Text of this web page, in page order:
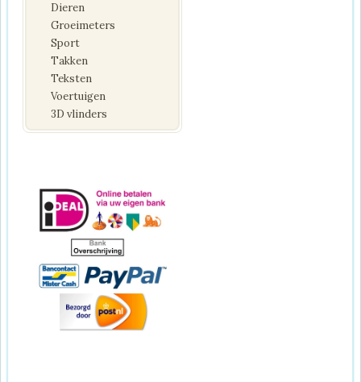
Dieren
Groeimeters
Sport
Takken
Teksten
Voertuigen
3D vlinders